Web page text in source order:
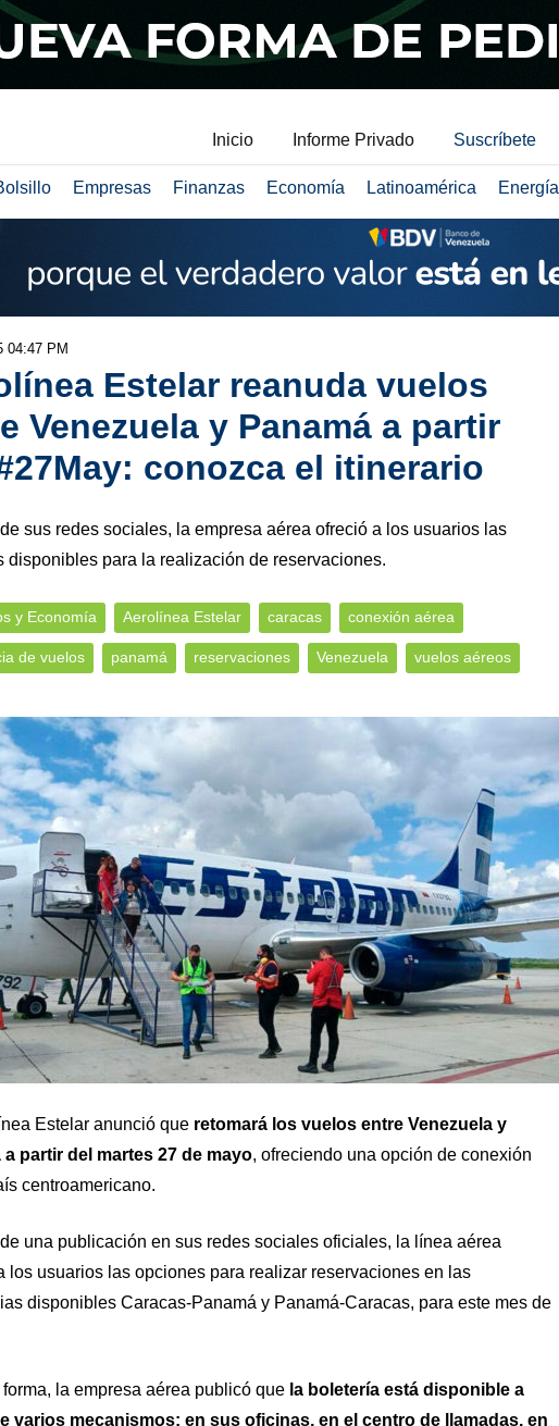
Inicio Informe Privado Suscríbete
Empresas Finanzas Economía Latinoamérica Energía
04:47 PM
Estelar reanuda vuelos
Venezuela y Panamá a partir
conozca el itinerario
sus redes sociales, la empresa aérea ofreció a los usuarios las
disponibles para la realización de reservaciones.
y Economía Aerolínea Estelar caracas conexión aérea
de vuelos panamá reservaciones Venezuela vuelos aéreos
Estelar anunció que retomará los vuelos entre Venezuela y
a partir del martes 27 de mayo, ofreciendo una opción de conexión
centroamericano.
una publicación en sus redes sociales oficiales, la línea aérea
los usuarios las opciones para realizar reservaciones en las
disponibles Caracas-Panamá y Panamá-Caracas, para este mes de
la empresa aérea publicó que la boletería está disponible a
varios mecanismos: en sus oficinas, en el centro de llamadas, en